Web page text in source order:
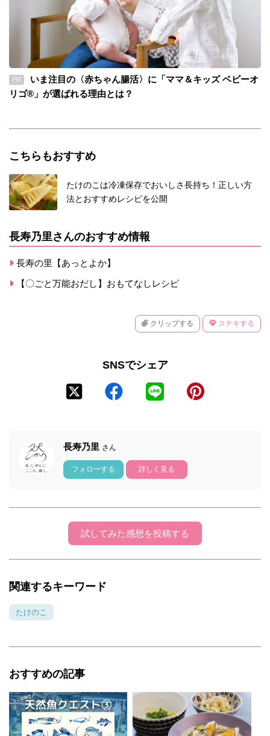
PR
いま注目の〈赤ちゃん腸活〉に「ママ＆キッズ ベビーオ
リゴ®」が選ばれる理由とは？
こちらもおすすめ
たけのこは冷凍保存でおいしさ長持ち！正しい方
法とおすすめレシピを公開
長寿乃里さんのおすすめ情報
長寿の里【あっとよか】
【〇ごと万能おだし】おもてなしレシピ
クリップする ステキする
SNSでシェア
長寿乃里 さん
フォローする 詳しく見る
試してみた感想を投稿する
関連するキーワード
たけのこ
おすすめの記事